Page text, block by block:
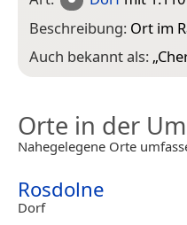
Beschreibung: Ort im
Auch bekannt als: „
Orte in der
Nahegelegene Orte
Rosdolne
Dorf